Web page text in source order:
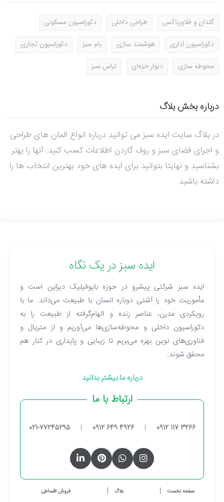
گلدان و فلاورباکس طراحی داخلی
دکوراسیون مسکونی
دکوراسیون اداری
هوشمند سازی بام سبز
دکوراسیون تجاری
محوطه سازی
دیوار خزه‌ای تراس سبز
درباره بخش بلاگ
در بلاگ سایت ایده سبز می توانید درباره انواع المان های طراحی
و اجرای فضای سبز و روف گاردن اطلاعات کسب کنید. آنها را بهتر
بشناسید و نهایتا بتوانید برای ایده های خود بهترین انتخاب ها را
داشته باشید
ایده سبز در یک نگاه
ایده سبز شرکتی پیشرو در حوزه بایوفیلیک دیزاین است و
مأموریت خود را آشتی دوباره انسان با طبیعت می‌داند. ما با
رویکردی مدرن، عناصر زنده و الهام‌گرفته از طبیعت را به
دکوراسیون داخلی و محوطه‌سازی‌ها می‌آوریم و از متریال و
فناوری‌های نوین بهره می‌بریم تا زیبایی و پایداری در کنار هم
محقق شوند.
درباره ما بیشتر بدانید
ارتباط با ما
0912 117 3266
|
0912 649 4926
|
021-77245295
صفحه نخست بلاگ فروش اقساطی